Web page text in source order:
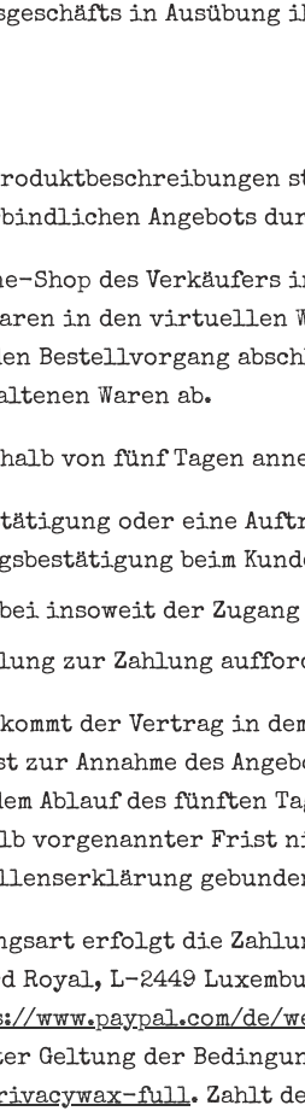
in
Angebots
Shop des
in den
Bestellvorgang
Waren ab.
von fünf Tagen
oder eine
beim
insoweit der
zur Zahlung
der Vertrag in
des
Ablauf des fünften
vorgenannter Frist
erfolgt die
Royal, L-2449
www.paypal.com/de/
Geltung der
full. Zahlt